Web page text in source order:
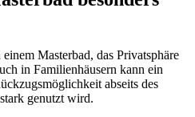
Masterbad, das Privatsphäre
in Familienhäusern kann ein
abseits des
genutzt wird.